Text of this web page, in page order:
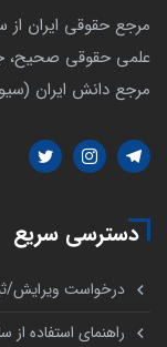
علمی حقوقی صحیح،
مرجع دانش ایران
دسترسی سریع
درخواست ویرایش/
راهنمای استفاده از